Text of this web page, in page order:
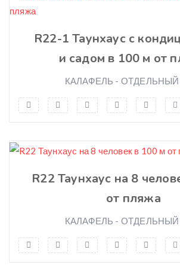
Barbacoa
Caldera individual de gas
Ropa de cama
Aire acondicionado
Balcón privado
Wi-Fi
R22-1 Таунхаус с
и садом в 100 м от
КАЛАФЕЛЬ -
R22 Таунхаус на 8
от пляжа
КАЛАФЕЛЬ -